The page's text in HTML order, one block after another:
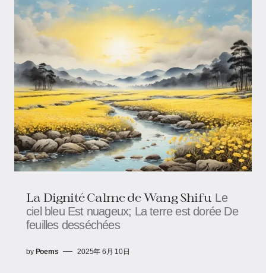
La Dignité Calme de Wang Shifu Le
ciel bleu Est nuageux; La terre est dorée De
feuilles desséchées
by Poems 2025年 6月 10日